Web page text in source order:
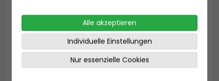
Telefon *
Geburtsdatum
Alle akzeptieren
Individuelle Einstellungen
Nur essenzielle Cookies